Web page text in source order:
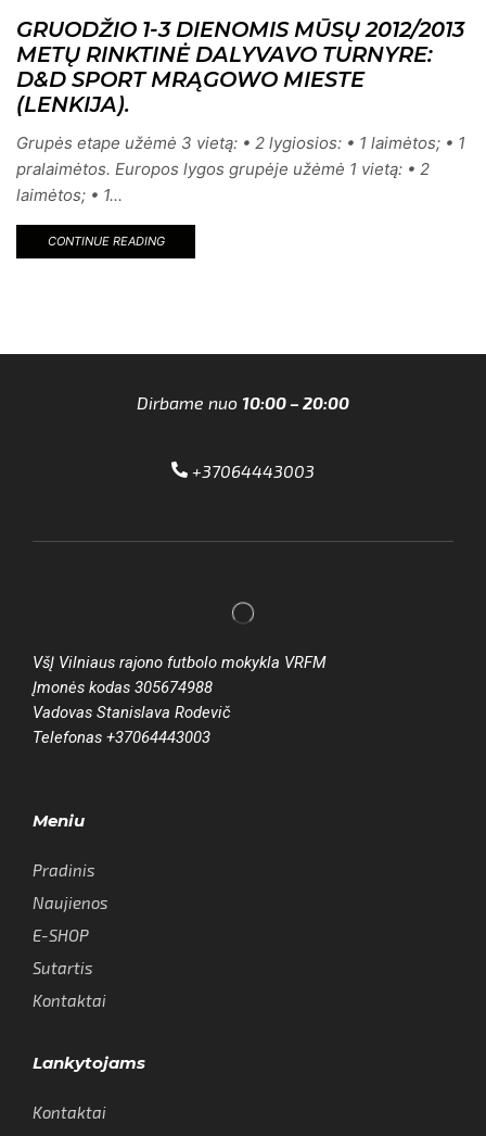
GRUODŽIO 1-3 DIENOMIS MŪSŲ 2012/2013
METŲ RINKTINĖ DALYVAVO TURNYRE:
D&D SPORT MRĄGOWO MIESTE
(LENKIJA).
Grupės etape užėmė 3 vietą: • 2 lygiosios: • 1 laimėtos; • 1
pralaimėtos. Europos lygos grupėje užėmė 1 vietą: • 2
laimėtos; • 1...
CONTINUE READING
Dirbame nuo 10:00 – 20:00
+37064443003
VšĮ Vilniaus rajono futbolo mokykla VRFM
Įmonės kodas 305674988
Vadovas Stanislava Rodevič
Telefonas +37064443003
Meniu
Pradinis
Naujienos
E-SHOP
Sutartis
Kontaktai
Lankytojams
Kontaktai